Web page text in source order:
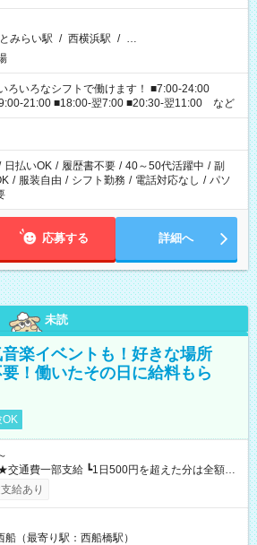
みらい駅 / 西横浜駅 / …
ろいろなシフトで働けます！ ■7:00-24:00
21:00 ■18:00-翌7:00 ■20:30-翌11:00 など
日払いOK / 履歴書不要 / 40～50代活躍中 / 副
/ 服装自由 / シフト勤務 / 電話対応なし / パソ
応募する 詳細へ
未読
楽イベントも！好きな場所
！働いたその日に給料もら
OK
内の方は自己負担となります ★日払いOK！
働いたその日に現金GET♪ お仕事後はコンビニ
給あり
（最寄り駅：西船橋駅）